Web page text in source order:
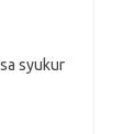
syukur